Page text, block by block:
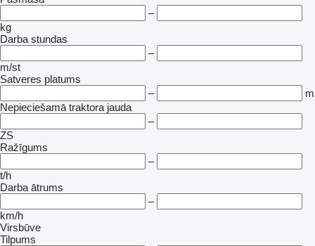
–
kg
Darba stundas
–
m/st
Satveres platums
–
m
Nepieciešamā traktora jauda
–
ZS
Ražīgums
–
t/h
Darba ātrums
–
km/h
Virsbūve
Tilpums